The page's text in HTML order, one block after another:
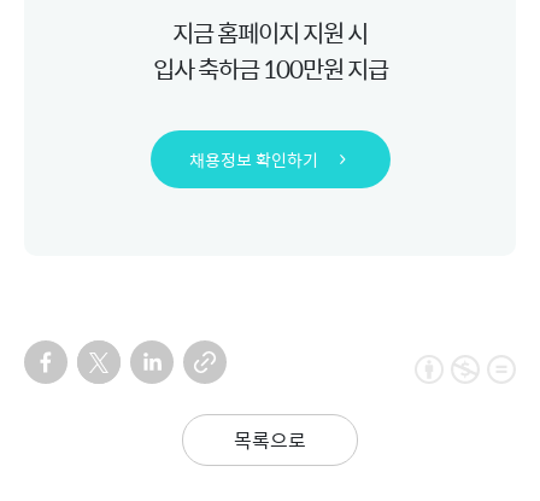
지금 홈페이지 지원 시
입사 축하금 100만원 지급
채용정보 확인하기
목록으로